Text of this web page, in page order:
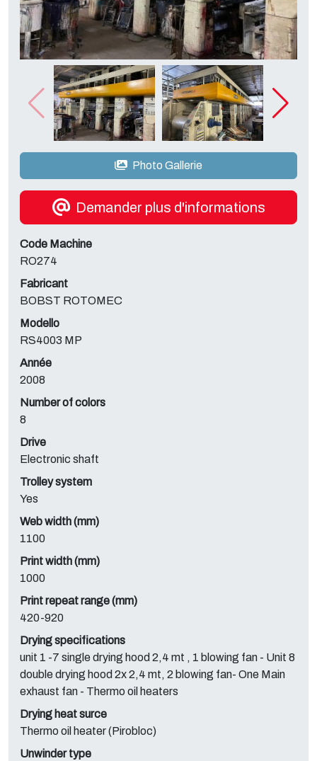
Photo Gallerie
Demander plus d'informations
Code Machine
RO274
Fabricant
BOBST ROTOMEC
Modello
RS4003 MP
Année
2008
Number of colors
8
Drive
Electronic shaft
Trolley system
Yes
Web width (mm)
1100
Print width (mm)
1000
Print repeat range (mm)
420-920
Drying specifications
unit 1 -7 single drying hood 2,4 mt , 1 blowing fan - Unit 8
double drying hood 2x 2,4 mt, 2 blowing fan- One Main
exhaust fan - Thermo oil heaters
Drying heat surce
Thermo oil heater (Pirobloc)
Unwinder type